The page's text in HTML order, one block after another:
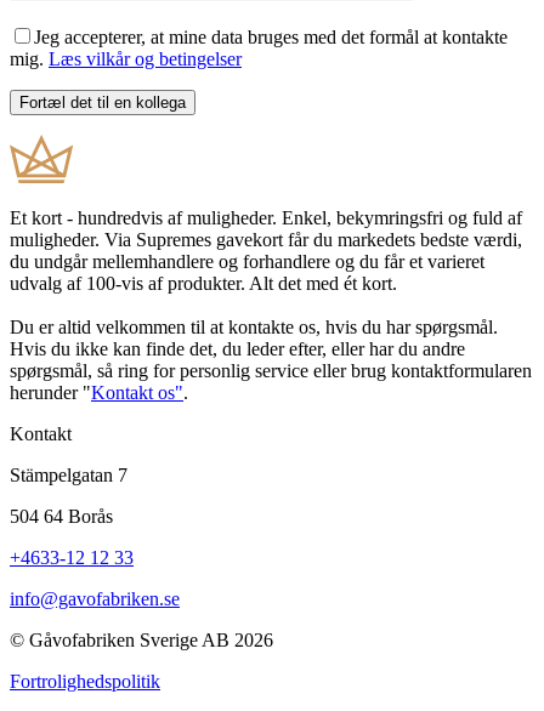
Jeg accepterer, at mine data bruges med det formål at kontakte
mig. Læs vilkår og betingelser
Et kort - hundredvis af muligheder. Enkel, bekymringsfri og fuld af
muligheder. Via Supremes gavekort får du markedets bedste værdi,
du undgår mellemhandlere og forhandlere og du får et varieret
udvalg af 100-vis af produkter. Alt det med ét kort.
Du er altid velkommen til at kontakte os, hvis du har spørgsmål.
Hvis du ikke kan finde det, du leder efter, eller har du andre
spørgsmål, så ring for personlig service eller brug kontaktformularen
herunder "Kontakt os".
Kontakt
Stämpelgatan 7
504 64 Borås
+4633-12 12 33
info@gavofabriken.se
© Gåvofabriken Sverige AB 2026
Fortrolighedspolitik